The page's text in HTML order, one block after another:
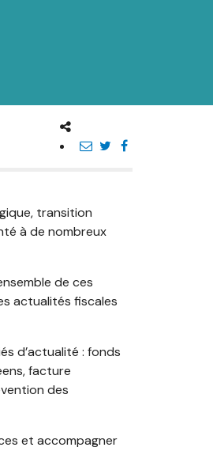
transition
à de nombreux
de ces
actualités fiscales
d’actualité : fonds
facture
des
et accompagner